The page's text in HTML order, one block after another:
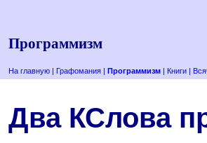
Программизм
На главную | Графомания | Программизм | Книги |
Два КСлова